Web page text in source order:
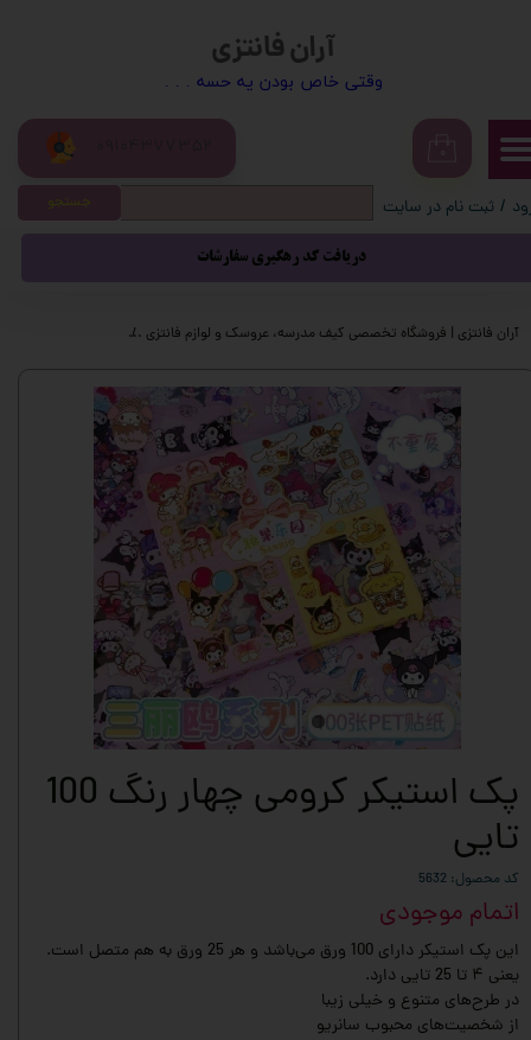
آران فانتزی
​​وقتی خاص بودن یه حسه . . .
/ ثبت نام در سایت
سفارشات
خروج از حساب کاربری
دریافت کد رهگیری سفارشات
جستجو
آران فانتزی | فروشگاه تخصصی کیف مدرسه، عروسک و لوازم فانتزی
پک استیکر کرومی چهار رنگ 100
تایی
کد محصول: 5632
اتمام موجودی
این پک استیکر دارای 100 ورق می‌باشد و هر 25 ورق به هم متصل است.
یعنی ۴ تا 25 تایی دارد.
در طرح‌های متنوع و خیلی زیبا
از شخصیت‌های محبوب سانریو